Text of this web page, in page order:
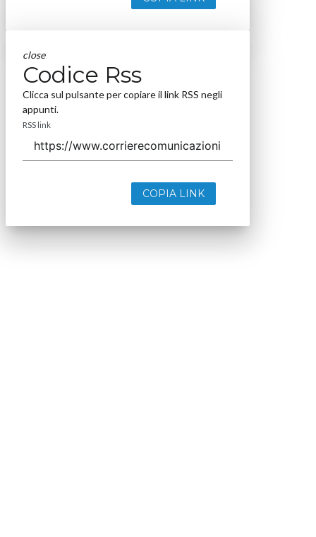
close
Codice Rss
Clicca sul pulsante per copiare il link RSS negli
appunti.
RSS link
COPIA LINK